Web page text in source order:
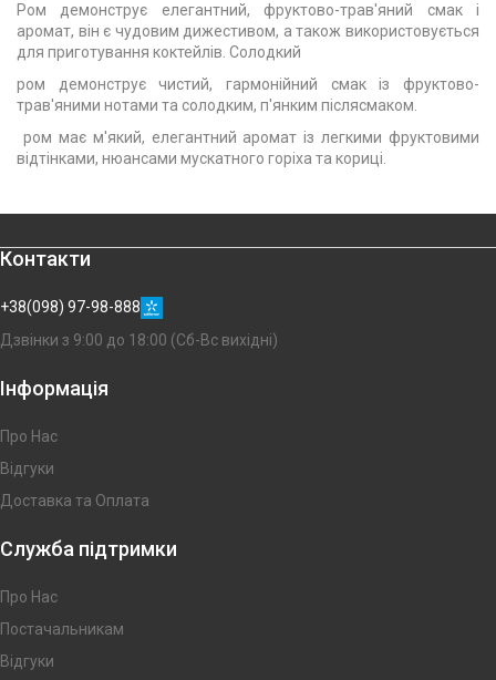
Ром демонструє елегантний, фруктово-трав'яний смак і
аромат, він є чудовим дижестивом, а також використовується
для приготування коктейлів. Солодкий
ром демонструє чистий, гармонійний смак із фруктово-
трав'яними нотами та солодким, п'янким післясмаком.
ром має м'який, елегантний аромат із легкими фруктовими
відтінками, нюансами мускатного горіха та кориці.
Контакти
+38(098) 97-98-888
Дзвінки з 9:00 до 18:00 (Сб-Вс вихідні)
Інформація
Про Нас
Відгуки
Доставка та Оплата
Служба підтримки
Про Нас
Постачальникам
Відгуки